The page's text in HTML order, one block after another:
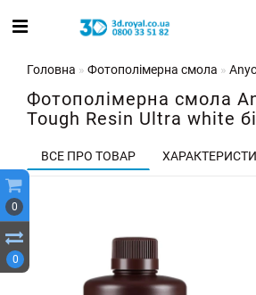
0
0
Головна Фотополімерна смола
Фотополімерна смола
Tough Resin Ultra white
ВСЕ ПРО ТОВАР